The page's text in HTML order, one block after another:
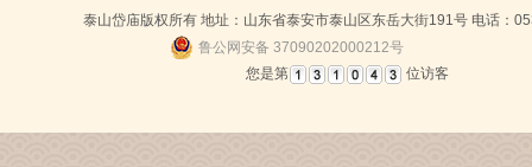
泰山岱庙版权所有 地址：山东省泰安市泰山区东岳大街191号 电话：
鲁公网安备 37090202000212号
您是第
位访客